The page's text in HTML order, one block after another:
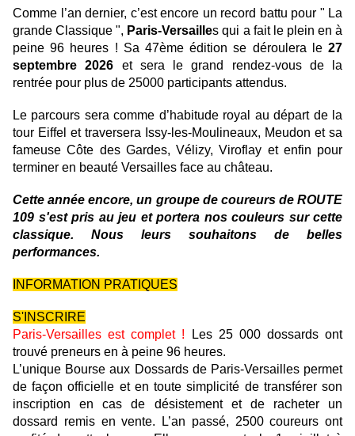
Comme l’an dernier, c’est encore un record battu pour " La
grande Classique ", Paris-Versailles qui a fait le plein en à
peine 96 heures ! Sa 47ème édition se déroulera le 27
septembre 2026 et sera le grand rendez-vous de la
rentrée pour plus de 25000 participants attendus.
Le parcours sera comme d’habitude royal au départ de la
tour Eiffel et traversera Issy-les-Moulineaux, Meudon et sa
fameuse Côte des Gardes, Vélizy, Viroflay et enfin pour
terminer en beauté Versailles face au château.
Cette année encore, un groupe de coureurs de ROUTE
109 s'est pris au jeu et portera nos couleurs sur cette
classique. Nous leurs souhaitons de belles
performances.
INFORMATION PRATIQUES
S'INSCRIRE
Paris-Versailles est complet !
Les 25 000 dossards ont
trouvé preneurs en à peine 96 heures.
L’unique Bourse aux Dossards de Paris-Versailles permet
de façon officielle et en toute simplicité de transférer son
inscription en cas de désistement et de racheter un
dossard remis en vente. L’an passé, 2500 coureurs ont